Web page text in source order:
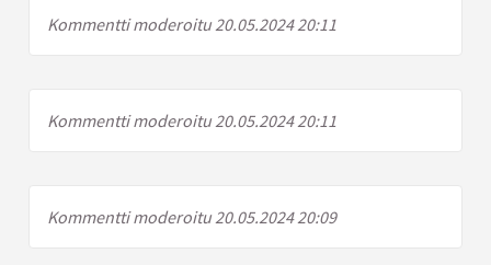
Kommentti moderoitu 20.05.2024 20:11
Kommentti moderoitu 20.05.2024 20:11
Kommentti moderoitu 20.05.2024 20:09